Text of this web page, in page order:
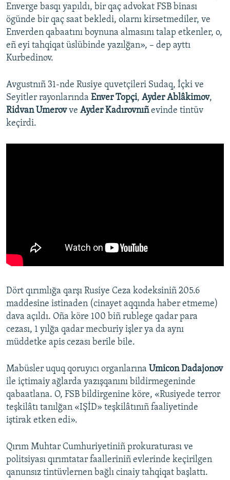
Enverge basqı yapıldı, bir qaç advokat FSB binası
ögünde bir qaç saat bekledi, olarnı kirsetmediler, ve
Enverden qabaatını boynuna almasını talap etkenler, o,
eñ eyi tahqiqat üslübinde yazılğan», – dep ayttı
Kurbedinov.
Avgustnıñ 31-nde Rusiye quvetçileri Sudaq, İçki ve
Seyitler rayonlarında Enver Topçi, Ayder Ablâkimov,
Ridvan Umerovve Ayder Kadırovnıñevinde tintüv
keçirdi.
Dört qırımlığa qarşı Rusiye Ceza kodeksiniñ 205.6
maddesine istinaden (cinayet aqqında haber etmeme)
dava açıldı. Oña köre 100 biñ rublege qadar para
cezası, 1 yılğa qadar mecburiy işler ya da aynı
müddetke apis cezası berile bile.
Mabüsler uquq qoruyıcı organlarına Umicon Dadajonov
ile içtimaiy ağlarda yazışqanını bildirmegeninde
qabaatlana. O, FSB bildirgenine köre, «Rusiyede terror
teşkilâtı tanılğan «IŞİD» teşkilâtınıñ faaliyetinde
iştirak etken edi».
Qırım Muhtar Cumhuriyetiniñ prokuraturası ve
politsiyası qırımtatar faalleriniñ evlerinde keçirilgen
qanunsız tintüvlernen bağlı cinaiy tahqiqat başlattı.